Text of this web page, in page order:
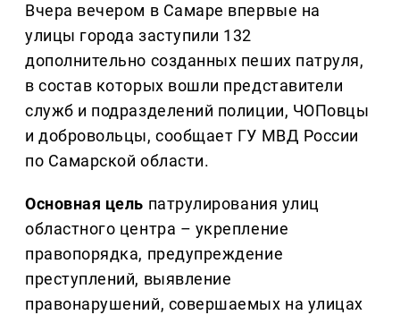
Вчера вечером в Самаре впервые на
улицы города заступили 132
дополнительно созданных пеших патруля,
в состав которых вошли представители
служб и подразделений полиции, ЧОПовцы
и добровольцы, сообщает ГУ МВД России
по Самарской области.
Основная цель патрулирования улиц
областного центра – укрепление
правопорядка, предупреждение
преступлений, выявление
правонарушений, совершаемых на улицах